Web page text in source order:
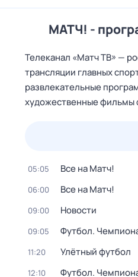
МАТЧ! -
Телеканал «Матч ТВ» —
трансляции главных
развлекательные
художественные фильмы
05:05 Все на Матч!
06:00 Все на Матч!
09:00 Новости
09:05 Футбол.
11:20 Улётный футбол
12:10 Футбол.